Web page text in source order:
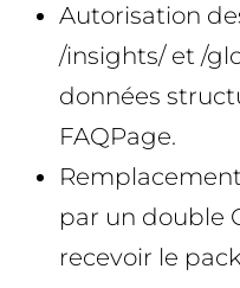
Autorisation
/insights/ et /
données
FAQPage.
par un double
recevoir le